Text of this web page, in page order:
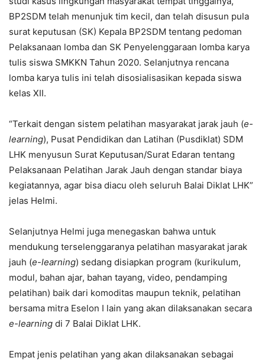
BP2SDM telah menunjuk tim kecil, dan telah disusun pula
surat keputusan (SK) Kepala BP2SDM tentang pedoman
Pelaksanaan lomba dan SK Penyelenggaraan lomba karya
tulis siswa SMKKN Tahun 2020. Selanjutnya rencana
lomba karya tulis ini telah disosialisasikan kepada siswa
kelas XII.
“Terkait dengan sistem pelatihan masyarakat jarak jauh (e-
learning), Pusat Pendidikan dan Latihan (Pusdiklat) SDM
LHK menyusun Surat Keputusan/Surat Edaran tentang
Pelaksanaan Pelatihan Jarak Jauh dengan standar biaya
kegiatannya, agar bisa diacu oleh seluruh Balai Diklat LHK”
jelas Helmi.
Selanjutnya Helmi juga menegaskan bahwa untuk
mendukung terselenggaranya pelatihan masyarakat jarak
jauh (e-learning) sedang disiapkan program (kurikulum,
modul, bahan ajar, bahan tayang, video, pendamping
pelatihan) baik dari komoditas maupun teknik, pelatihan
bersama mitra Eselon I lain yang akan dilaksanakan secara
e-learning di 7 Balai Diklat LHK.
Empat jenis pelatihan yang akan dilaksanakan sebagai